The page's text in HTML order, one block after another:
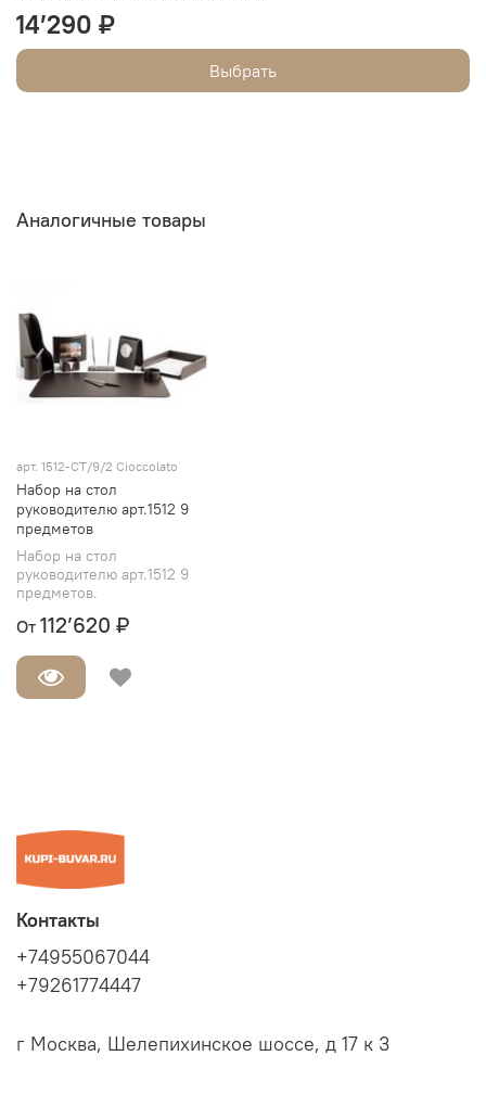
14’290 ₽
Выбрать
Аналогичные товары
арт. 1512-СТ/9/2 Cioccolato
Набор на стол
руководителю арт.1512 9
предметов
Набор на стол
руководителю арт.1512 9
предметов.
От 112’620 ₽
Контакты
+74955067044
+79261774447
г Москва, Шелепихинское шоссе, д 17 к 3